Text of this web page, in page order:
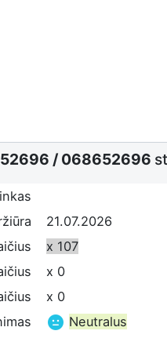
/068652696
21.07.2026
x 107
x 0
x 0
Neutralus